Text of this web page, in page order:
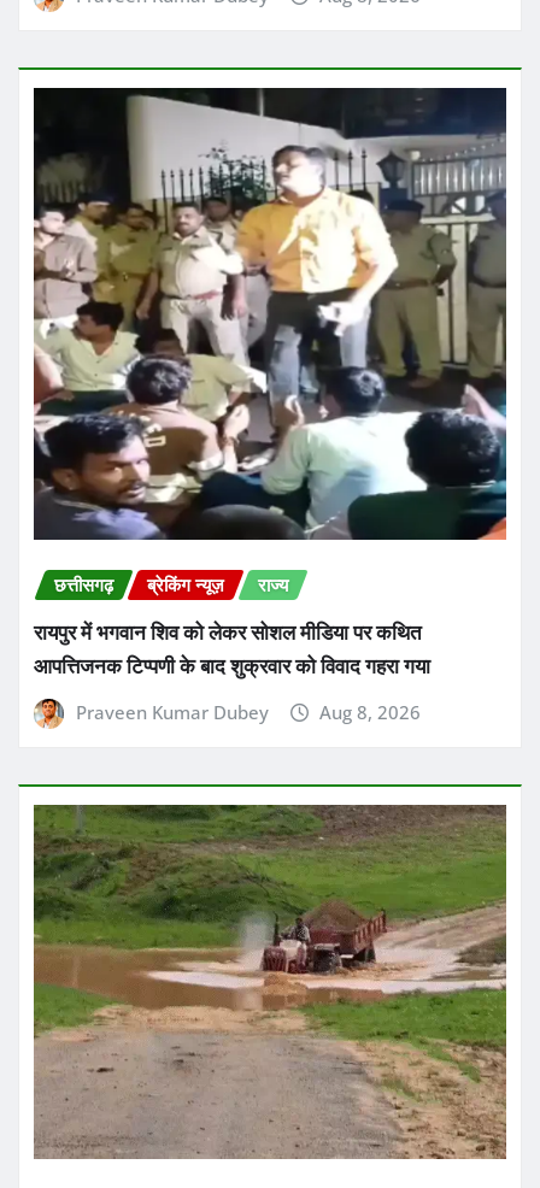
छत्तीसगढ़ ब्रेकिंग न्यूज़ राज्य
रायपुर में भगवान शिव को लेकर सोशल मीडिया पर कथित
आपत्तिजनक टिप्पणी के बाद शुक्रवार को विवाद गहरा गया
Praveen Kumar Dubey Aug 8, 2026